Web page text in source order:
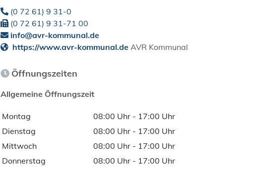
(0 72 61) 9 31-0
(0 72 61) 9 31-71 00
info@avr-kommunal.de
https://www.avr-kommunal.de AVR Kommunal
Öffnungszeiten
Allgemeine Öffnungszeit
Montag 08:00 Uhr - 17:00 Uhr
Dienstag
08:00 Uhr - 17:00 Uhr
Mittwoch
08:00 Uhr - 17:00 Uhr
Donnerstag
08:00 Uhr - 17:00 Uhr